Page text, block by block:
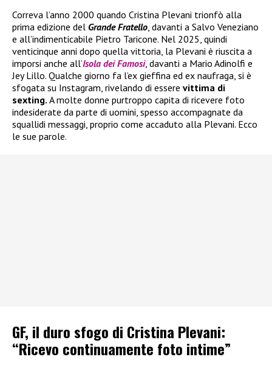
Correva l’anno 2000 quando Cristina Plevani trionfò alla
prima edizione del Grande Fratello, davanti a Salvo Veneziano
e all’indimenticabile Pietro Taricone. Nel 2025, quindi
venticinque anni dopo quella vittoria, la Plevani è riuscita a
imporsi anche all’Isola dei Famosi, davanti a Mario Adinolfi e
Jey Lillo. Qualche giorno fa l’ex gieffina ed ex naufraga, si è
sfogata su Instagram, rivelando di essere vittima di
sexting. A molte donne purtroppo capita di ricevere foto
indesiderate da parte di uomini, spesso accompagnate da
squallidi messaggi, proprio come accaduto alla Plevani. Ecco
le sue parole.
GF, il duro sfogo di Cristina Plevani:
“Ricevo continuamente foto intime”